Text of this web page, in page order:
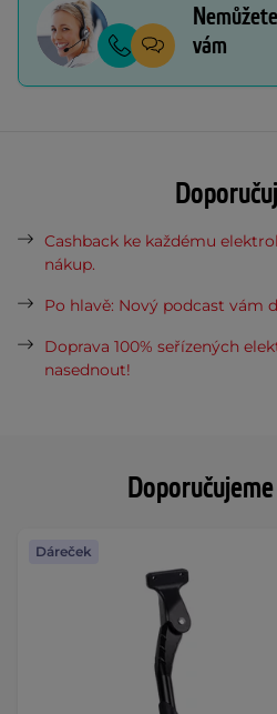
Dáreček
vám
Cashback ke každému
nákup.
Po hlavě: Nový podcast vám
Doprava 100% seřízených
nasednout!